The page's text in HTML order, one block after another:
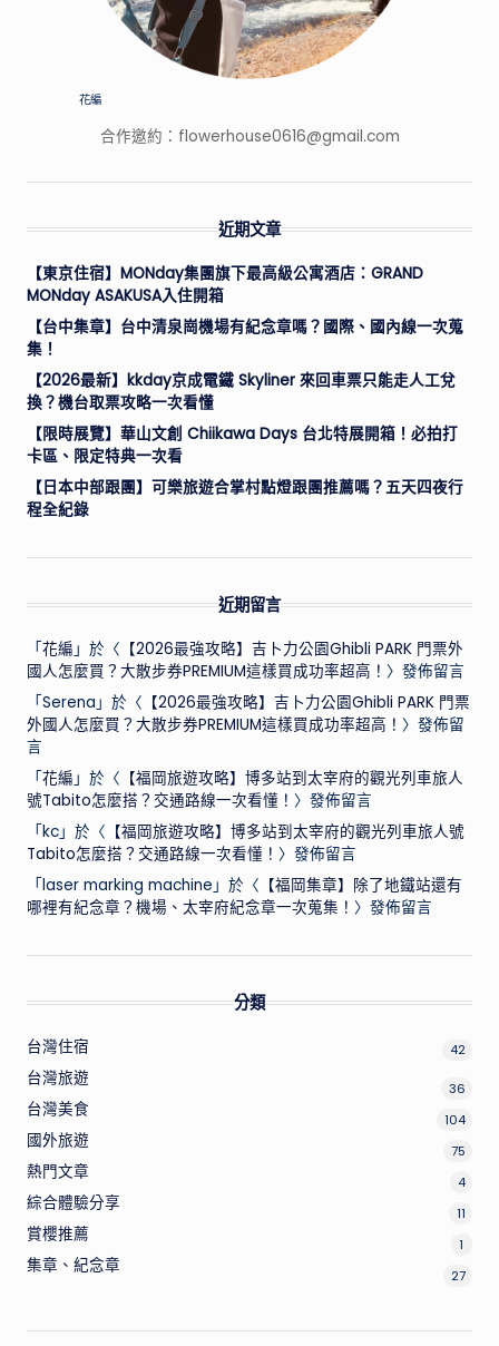
花編
合作邀約： flowerhouse0616@gmail.com
近期文章
【東京住宿】MONday集團旗下最高級公寓酒店：GRAND
MONday ASAKUSA入住開箱
【台中集章】台中清泉崗機場有紀念章嗎？國際、國內線一次蒐
集！
【2026最新】kkday京成電鐵 Skyliner 來回車票只能走人工兌
換？機台取票攻略一次看懂
【限時展覽】華山文創 Chiikawa Days 台北特展開箱！必拍打
卡區、限定特典一次看
【日本中部跟團】可樂旅遊合掌村點燈跟團推薦嗎？五天四夜行
程全紀錄
近期留言
「 花編 」於〈 【2026最強攻略】吉卜力公園Ghibli PARK 門票外
國人怎麼買？大散步券PREMIUM這樣買成功率超高！ 〉發佈留言
「 Serena 」於〈 【2026最強攻略】吉卜力公園Ghibli PARK 門票
外國人怎麼買？大散步券PREMIUM這樣買成功率超高！ 〉發佈留
言
「 花編 」於〈 【福岡旅遊攻略】博多站到太宰府的觀光列車旅人
號Tabito怎麼搭？交通路線一次看懂！ 〉發佈留言
「 kc」於〈 【福岡旅遊攻略】博多站到太宰府的觀光列車旅人號
Tabito怎麼搭？交通路線一次看懂！ 〉發佈留言
「 laser marking machine 」於〈 【福岡集章】除了地鐵站還有
哪裡有紀念章？機場、太宰府紀念章一次蒐集！ 〉發佈留言
分類
台灣住宿 42
台灣旅遊 36
台灣美食 104
國外旅遊 75
熱門文章 4
綜合體驗分享 11
賞櫻推薦 1
集章、紀念章 27